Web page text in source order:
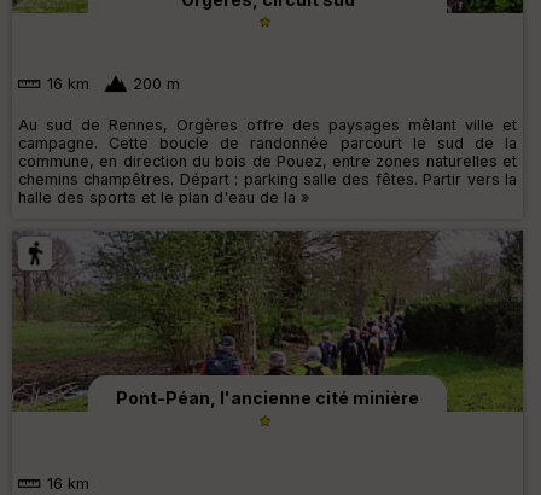
16 km 200 m
Au sud de Rennes, Orgères offre des paysages mêlant ville et
campagne. Cette boucle de randonnée parcourt le sud de la
commune, en direction du bois de Pouez, entre zones naturelles et
chemins champêtres. Départ : parking salle des fêtes. Partir vers la
halle des sports et le plan d'eau de la »
Pont-Péan, l'ancienne cité minière
16 km